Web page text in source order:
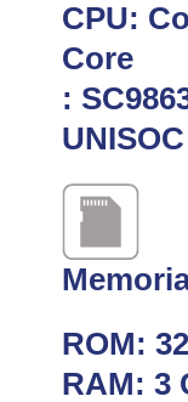
CPU:
Core
:
UNISOC
ROM:
RAM: 3